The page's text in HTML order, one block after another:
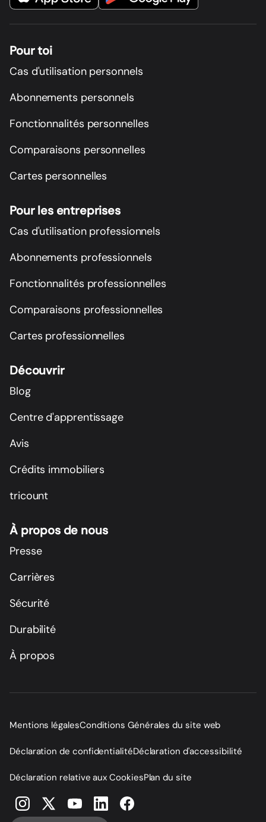
Pour toi
Cas d'utilisation personnels
Abonnements personnels
Fonctionnalités personnelles
Comparaisons personnelles
Cartes personnelles
Pour les entreprises
Cas d'utilisation professionnels
Abonnements professionnels
Fonctionnalités professionnelles
Comparaisons professionnelles
Cartes professionnelles
Découvrir
Blog
Centre d'apprentissage
Avis
Crédits immobiliers
tricount
À propos de nous
Presse
Carrières
Sécurité
Durabilité
À propos
Mentions légalesConditions Générales du site web
Déclaration de confidentialitéDéclaration d'accessibilité
Déclaration relative aux CookiesPlan du site